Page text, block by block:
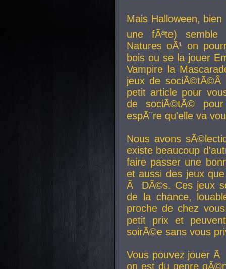
Mais Halloween, bien
une fÃªte) semble
Natures oÃ¹ on
bois ou se la jouer
Vampire la
jeux de
petit article pour
de sociÃ©tÃ©
espÃ¨re qu'elle va
Nous avons
existe beaucoup
faire passer une
et aussi des jeux
Ã DÃ©s. Ces jeux
de la chance,
proche de chez
petit prix et
soirÃ©e sans vous
Vous pouvez jouer
on est du genre